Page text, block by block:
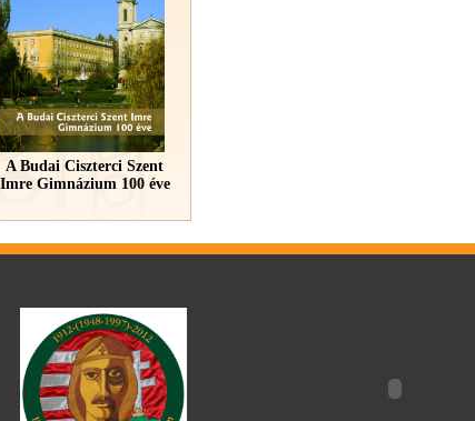
A Budai Ciszterci Szent
Imre Gimnázium 100 éve